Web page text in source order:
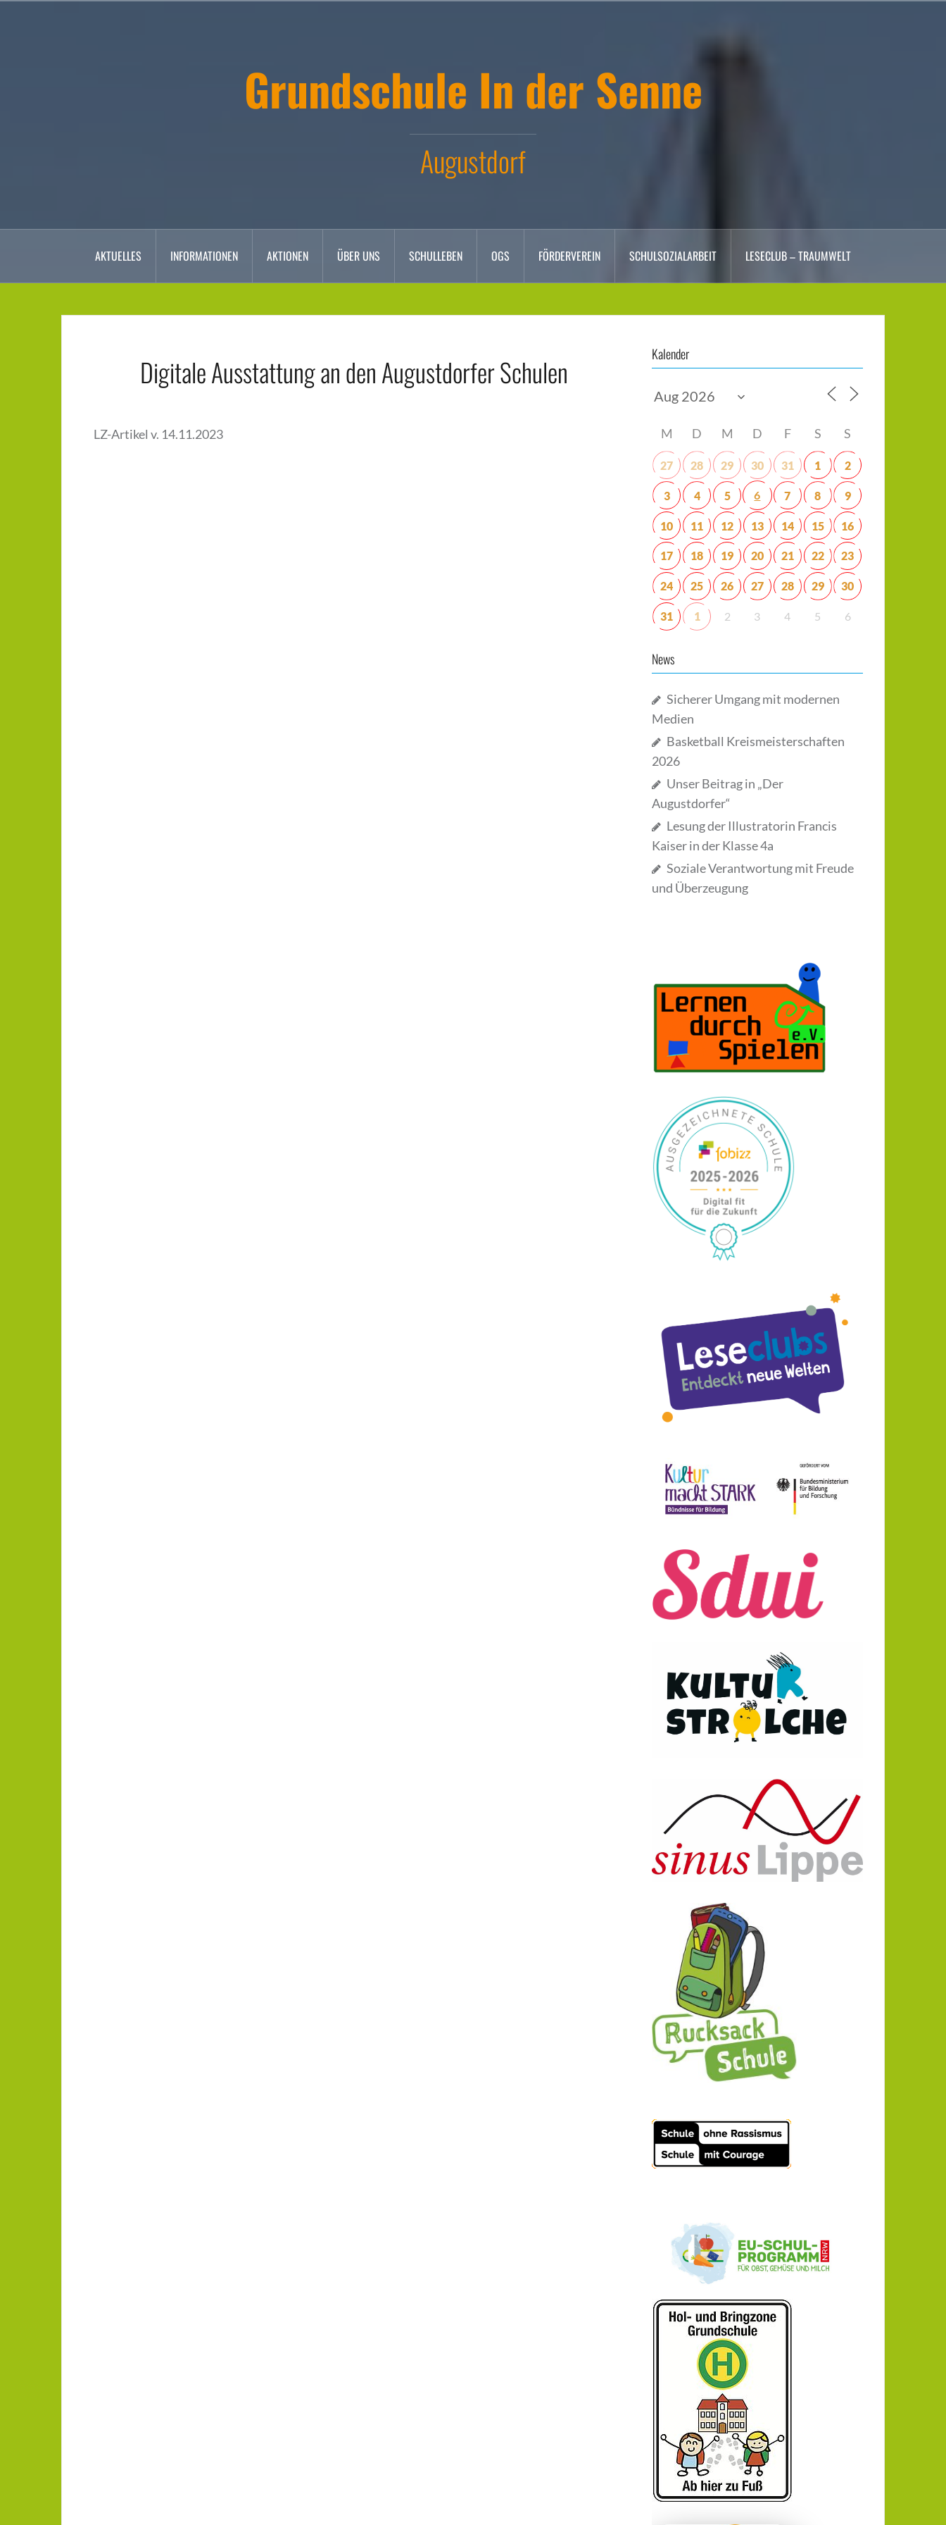
Grundschule In der Senne
Augustdorf
AKTUELLES INFORMATIONEN AKTIONEN ÜBER UNS SCHULLEBEN OGS FÖRDERVEREIN SCHULSOZIALARBEIT LESECLUB – TRAUMWELT
Digitale Ausstattung an den Augustdorfer Schulen
LZ-Artikel v. 14.11.2023
Kalender
M D M D F S S
27 28 29 30 31 1 2
3 4 5 6 7 8 9
10 11 12 13 14 15 16
17 18 19 20 21 22 23
24 25 26 27 28 29 30
31 1 2 3 4 5 6
News
Sicherer Umgang mit modernen
Medien
Basketball Kreismeisterschaften
2026
Unser Beitrag in „Der
Augustdorfer“
Lesung der Illustratorin Francis
Kaiser in der Klasse 4a
Soziale Verantwortung mit Freude
und Überzeugung